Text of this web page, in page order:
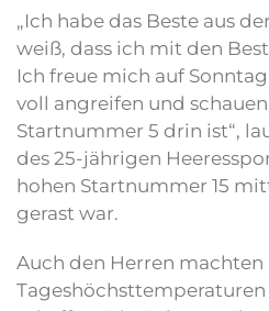
„Ich habe das Beste aus
weiß, dass ich mit den
Ich freue mich auf
voll angreifen und
Startnummer 5 drin ist“,
des 25-jährigen
hohen Startnummer 15
gerast war.
Auch den Herren machten
Tageshöchsttemperaturen